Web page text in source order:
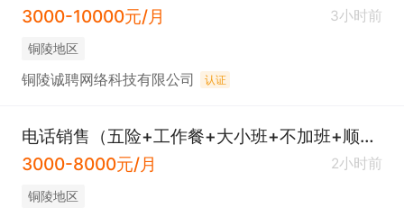
3000-10000元/月
3小时前
铜陵地区
铜陵诚聘网络科技有限公司 认证
电话销售（五险+工作餐+大小班+不加班+顺安镇）
3000-8000元/月
2小时前
铜陵地区